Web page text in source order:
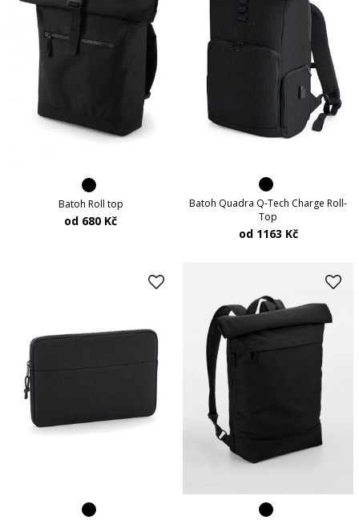
Batoh Roll top
od 680 Kč
Batoh Quadra Q-Tech Charge Roll-
Top
od 1163 Kč